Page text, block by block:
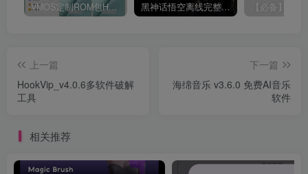
VMOS定制ROM包HnciseOS9.6.0兼容解锁 黑神话悟空离线完整版+修改器
上一篇
HookVip_v4.0.6多软件破解
工具
下一篇
海绵音乐 v3.6.0 免费AI音乐
软件
相关推荐